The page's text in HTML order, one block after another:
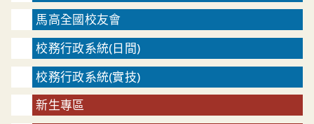
馬高全國校友會
校務行政系統(日間)
校務行政系統(實技)
新生專區